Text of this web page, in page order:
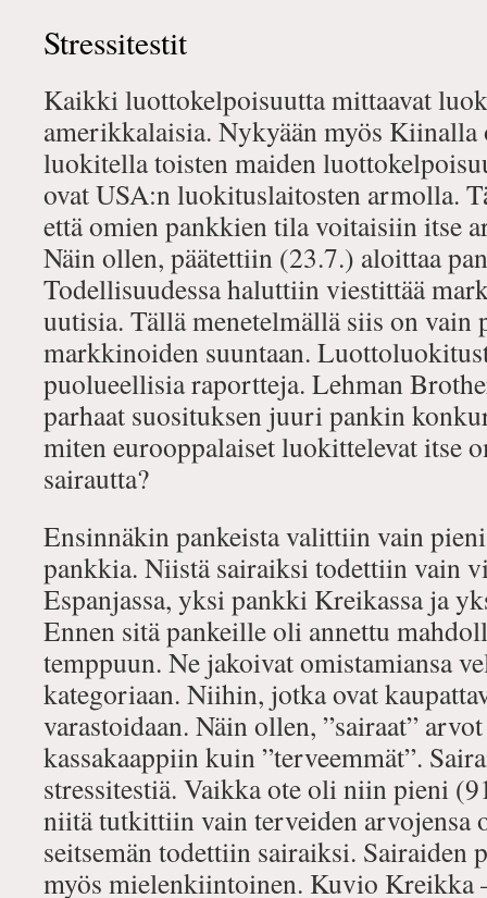
Stressitestit
Kaikki luottokelpoisuutta mittaavat
amerikkalaisia. Nykyään myös
luokitella toisten maiden
ovat USA:n luokituslaitosten armolla.
että omien pankkien tila voitaisiin itse
Näin ollen, päätettiin (23.7.) aloittaa
Todellisuudessa haluttiin viestittää
uutisia. Tällä menetelmällä siis on
markkinoiden suuntaan.
puolueellisia raportteja. Lehman
parhaat suosituksen juuri pankin
miten eurooppalaiset luokittelevat itse
sairautta?
Ensinnäkin pankeista valittiin vain
pankkia. Niistä sairaiksi todettiin vain
Espanjassa, yksi pankki Kreikassa ja
Ennen sitä pankeille oli annettu
temppuun. Ne jakoivat omistamiansa
kategoriaan. Niihin, jotka ovat
varastoidaan. Näin ollen, ”sairaat”
kassakaappiin kuin ”terveemmät”.
stressitestiä. Vaikka ote oli niin pieni
niitä tutkittiin vain terveiden arvojensa
seitsemän todettiin sairaiksi. Sairaiden
myös mielenkiintoinen. Kuvio Kreikka